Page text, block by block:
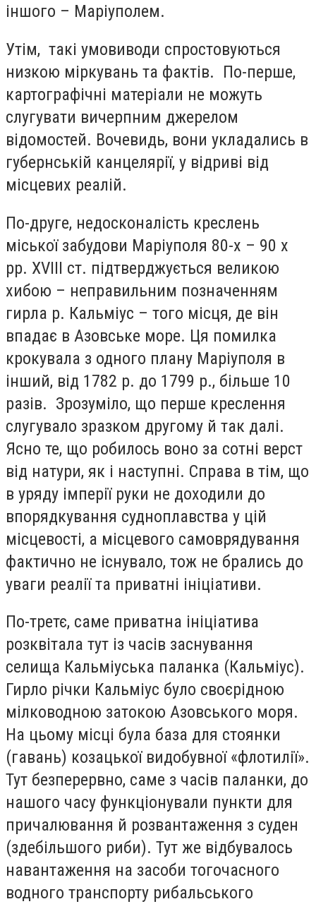
іншого – Маріуполем.
Утім, такі умовиводи спростовуються
низкою міркувань та фактів. По-перше,
картографічні матеріали не можуть
слугувати вичерпним джерелом
відомостей. Вочевидь, вони укладались в
губернській канцелярії, у відриві від
місцевих реалій.
По-друге, недосконалість креслень
міської забудови Маріуполя 80-х – 90 х
рр. XVIII ст. підтверджується великою
хибою – неправильним позначенням
гирла р. Кальміус – того місця, де він
впадає в Азовське море. Ця помилка
крокувала з одного плану Маріуполя в
інший, від 1782 р. до 1799 р., більше 10
разів. Зрозуміло, що перше креслення
слугувало зразком другому й так далі.
Ясно те, що робилось воно за сотні верст
від натури, як і наступні. Справа в тім, що
в уряду імперії руки не доходили до
впорядкування судноплавства у цій
місцевості, а місцевого самоврядування
фактично не існувало, тож не брались до
уваги реалії та приватні ініціативи.
По-третє, саме приватна ініціатива
розквітала тут із часів заснування
селища Кальміуська паланка (Кальміус).
Гирло річки Кальміус було своєрідною
мілководною затокою Азовського моря.
На цьому місці була база для стоянки
(гавань) козацької видобувної «флотилії».
Тут безперервно, саме з часів паланки, до
нашого часу функціонували пункти для
причалювання й розвантаження з суден
(здебільшого риби). Тут же відбувалось
навантаження на засоби тогочасного
водного транспорту рибальського